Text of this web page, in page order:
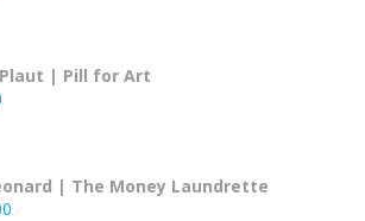
| Pill for Art
| The Money Laundrette